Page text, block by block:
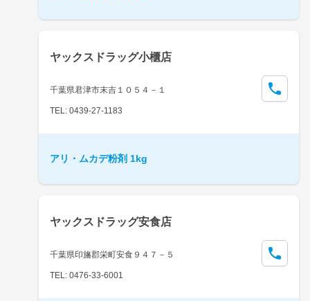
ヤックスドラッグ小櫃店
千葉県君津市末吉１０５４－１
TEL: 0439-27-1183
アリ・ムカデ粉剤 1kg
ヤックスドラッグ安食店
千葉県印旛郡栄町安食９４７－５
TEL: 0476-33-6001